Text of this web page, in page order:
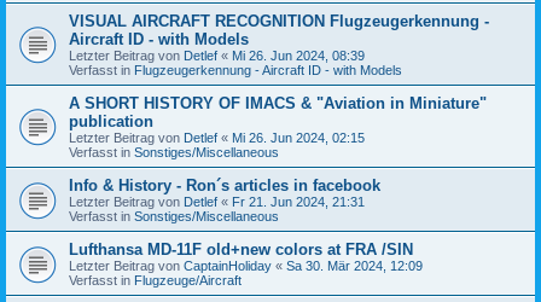
VISUAL AIRCRAFT RECOGNITION Flugzeugerkennung -
Aircraft ID - with Models
Letzter Beitrag von Detlef « Mi 26. Jun 2024, 08:39
Verfasst in Flugzeugerkennung - Aircraft ID - with Models
A SHORT HISTORY OF IMACS & "Aviation in Miniature"
publication
Letzter Beitrag von Detlef « Mi 26. Jun 2024, 02:15
Verfasst in Sonstiges/Miscellaneous
Info & History - Ron´s articles in facebook
Letzter Beitrag von Detlef « Fr 21. Jun 2024, 21:31
Verfasst in Sonstiges/Miscellaneous
Lufthansa MD-11F old+new colors at FRA /SIN
Letzter Beitrag von CaptainHoliday « Sa 30. Mär 2024, 12:09
Verfasst in Flugzeuge/Aircraft